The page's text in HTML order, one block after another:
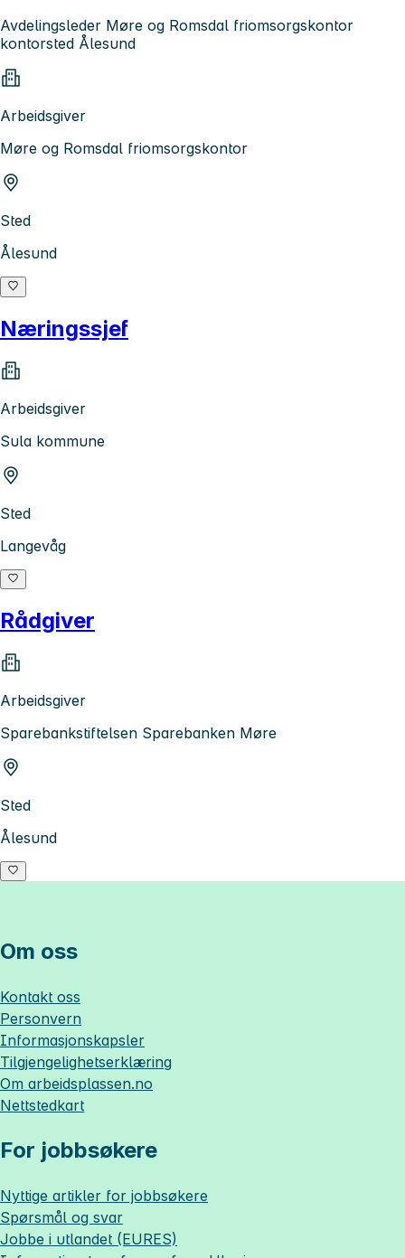
Avdelingsleder Møre og Romsdal friomsorgskontor
kontorsted Ålesund
Arbeidsgiver
Møre og Romsdal friomsorgskontor
Sted
Ålesund
Næringssjef
Arbeidsgiver
Sula kommune
Sted
Langevåg
Rådgiver
Arbeidsgiver
Sparebankstiftelsen Sparebanken Møre
Sted
Ålesund
Om oss
Kontakt oss
Personvern
Informasjonskapsler
Tilgjengelighetserklæring
Om arbeidsplassen.no
Nettstedkart
For jobbsøkere
Nyttige artikler for jobbsøkere
Spørsmål og svar
Jobbe i utlandet (EURES)